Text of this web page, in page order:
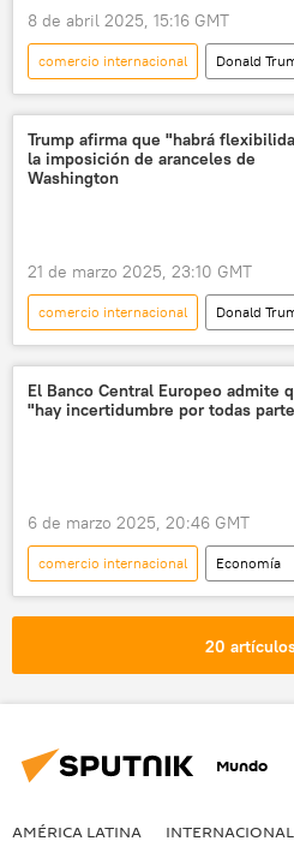
8 de abril 2025, 15:16 GMT
comercio internacional
Donald
EEUU
aranceles
guerra comercial
Trump afirma que "habrá
la imposición de aranceles de
Washington
21 de marzo 2025, 23:10 GMT
comercio internacional
Donald
EEUU
aranceles
📈 Mercados y finanzas
El Banco Central Europeo admite
"hay incertidumbre por todas
6 de marzo 2025, 20:46 GMT
comercio internacional
Economía
Christine Lagarde
Donald
Banco Central Europeo
📈 Mercados y finanzas
20
Mundo
AMÉRICA LATINA INTERNACIONAL